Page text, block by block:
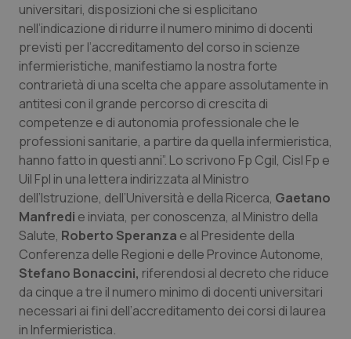
Friuli Venezia Giulia
Lazio
Liguria
Lombardia
Marche
Molise
Piemonte
Provincia Autonoma di Bolzano
Dermatite Atopica
Diabete & glucometri
Disturbi dell’umore
Dolore
Donna & Salute
Epatiti
HIV
Infezioni & Febbre
universitari, disposizioni che si esplicitano
nell’indicazione di ridurre il numero minimo di docenti
previsti per l’accreditamento del corso in scienze
infermieristiche, manifestiamo la nostra forte
contrarietà di una scelta che appare assolutamente in
antitesi con il grande percorso di crescita di
competenze e di autonomia professionale che le
professioni sanitarie, a partire da quella infermieristica,
hanno fatto in questi anni”. Lo scrivono Fp Cgil, Cisl Fp e
Uil Fpl in una lettera indirizzata al Ministro
dell’Istruzione, dell’Università e della Ricerca, Gaetano
Manfredi e inviata, per conoscenza, al Ministro della
Salute, Roberto Speranza e al Presidente della
Conferenza delle Regioni e delle Province Autonome,
Stefano Bonaccini, riferendosi al decreto che riduce
da cinque a tre il numero minimo di docenti universitari
necessari ai fini dell’accreditamento dei corsi di laurea
in Infermieristica.